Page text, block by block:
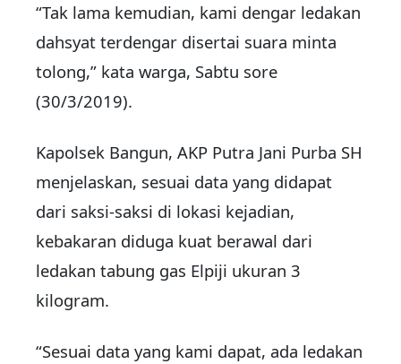
“Tak lama kemudian, kami dengar ledakan
dahsyat terdengar disertai suara minta
tolong,” kata warga, Sabtu sore
(30/3/2019).
Kapolsek Bangun, AKP Putra Jani Purba SH
menjelaskan, sesuai data yang didapat
dari saksi-saksi di lokasi kejadian,
kebakaran diduga kuat berawal dari
ledakan tabung gas Elpiji ukuran 3
kilogram.
“Sesuai data yang kami dapat, ada ledakan